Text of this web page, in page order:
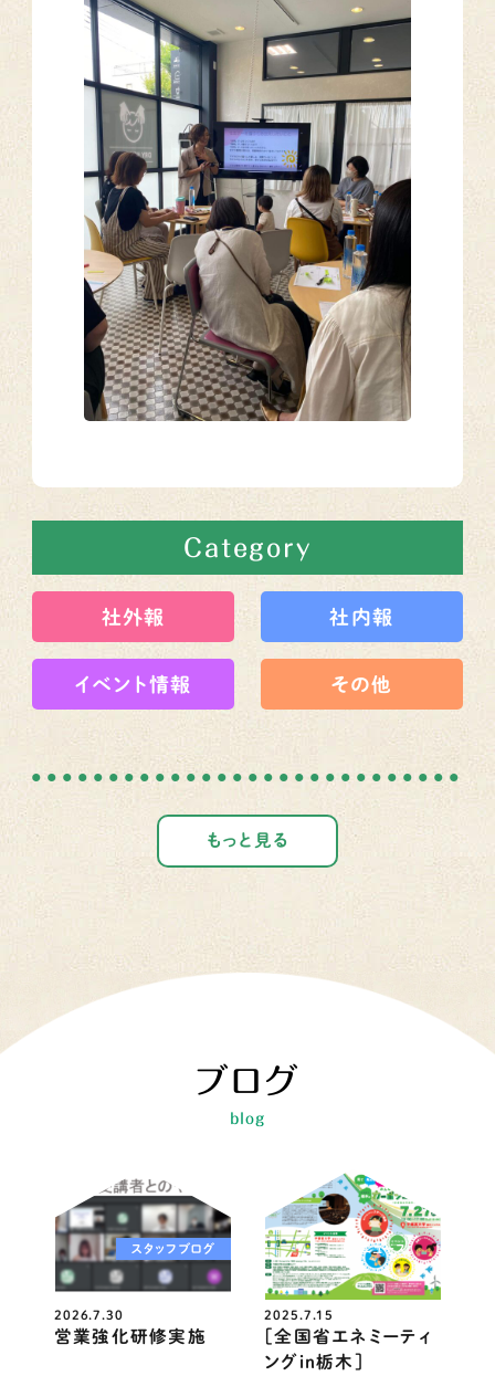
Category
社外報 社内報
イベント情報 その他
もっと見る
ブログ
blog
スタッフブログ
2026.7.30
営業強化研修実施
ニュース
2025.7.15
［全国省エネミーティ
ングin栃木］